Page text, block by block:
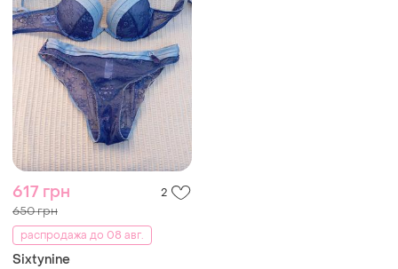
617 грн 2
650 грн
распродажа до 08 авг.
Sixtynine